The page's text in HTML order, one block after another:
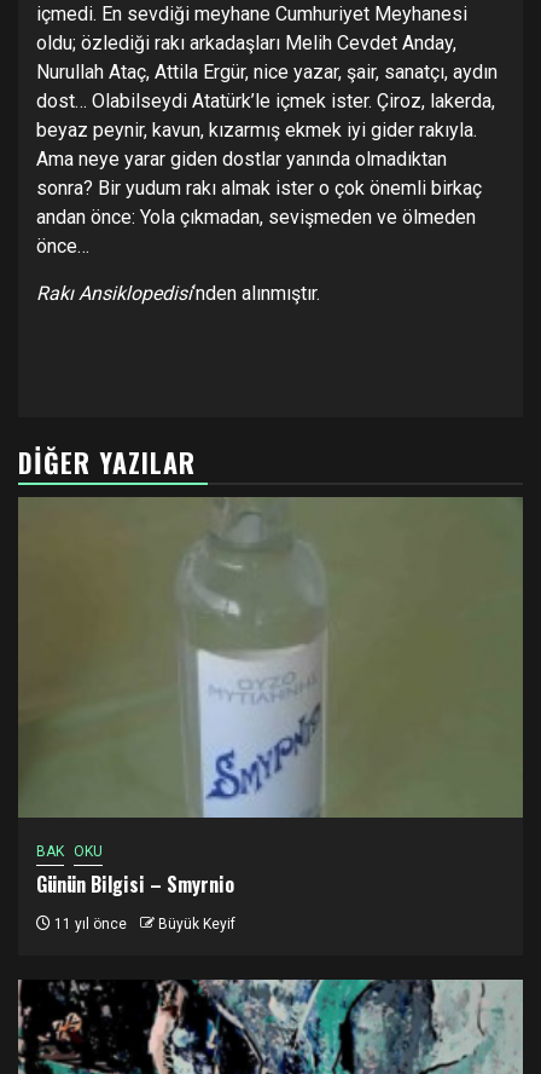
içmedi. En sevdiği meyhane Cumhuriyet Meyhanesi
oldu; özlediği rakı arkadaşları Melih Cevdet Anday,
Nurullah Ataç, Attila Ergür, nice yazar, şair, sanatçı, aydın
dost… Olabilseydi Atatürk’le içmek ister. Çiroz, lakerda,
beyaz peynir, kavun, kızarmış ekmek iyi gider rakıyla.
Ama neye yarar giden dostlar yanında olmadıktan
sonra? Bir yudum rakı almak ister o çok önemli birkaç
andan önce: Yola çıkmadan, sevişmeden ve ölmeden
önce…
Rakı Ansiklopedisi‘nden alınmıştır.
DIĞER YAZILAR
BAK OKU
Günün Bilgisi – Smyrnio
11 yıl önce Büyük Keyif